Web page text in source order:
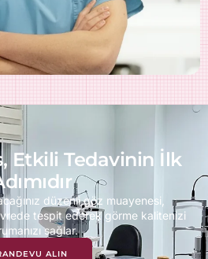
Etkili Tedavinin İlk
düzenli göz muayenesi,
tespit ederek görme kalitenizi
sağlar.
ALIN